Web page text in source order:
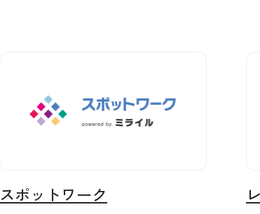
スポットワーク